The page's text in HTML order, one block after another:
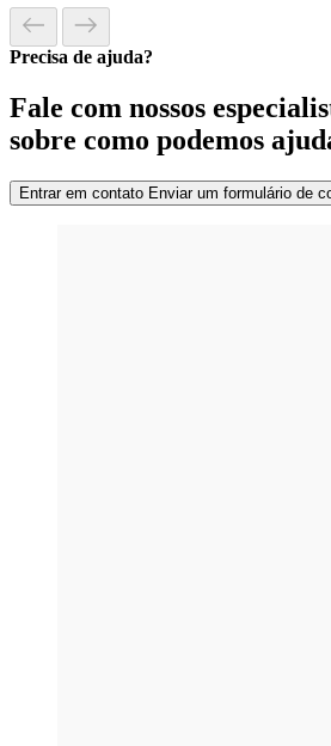
Precisa de ajuda?
Fale com nossos
sobre como podemos
Entrar em contato Enviar um formulário de